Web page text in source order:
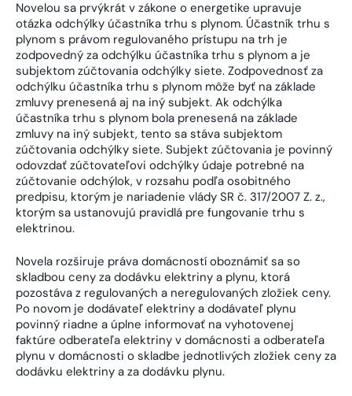
Novelou sa prvýkrát v zákone o energetike upravuje
otázka odchýlky účastníka trhu s plynom. Účastník trhu s
plynom s právom regulovaného prístupu na trh je
zodpovedný za odchýlku účastníka trhu s plynom a je
subjektom zúčtovania odchýlky siete. Zodpovednosť za
odchýlku účastníka trhu s plynom môže byť na základe
zmluvy prenesená aj na iný subjekt. Ak odchýlka
účastníka trhu s plynom bola prenesená na základe
zmluvy na iný subjekt, tento sa stáva subjektom
zúčtovania odchýlky siete. Subjekt zúčtovania je povinný
odovzdať zúčtovateľovi odchýlky údaje potrebné na
zúčtovanie odchýlok, v rozsahu podľa osobitného
predpisu, ktorým je nariadenie vlády SR č. 317/2007 Z. z.,
ktorým sa ustanovujú pravidlá pre fungovanie trhu s
elektrinou.
Novela rozširuje práva domácností oboznámiť sa so
skladbou ceny za dodávku elektriny a plynu, ktorá
pozostáva z regulovaných a neregulovaných zložiek ceny.
Po novom je dodávateľ elektriny a dodávateľ plynu
povinný riadne a úplne informovať na vyhotovenej
faktúre odberateľa elektriny v domácnosti a odberateľa
plynu v domácnosti o skladbe jednotlivých zložiek ceny za
dodávku elektriny a za dodávku plynu.